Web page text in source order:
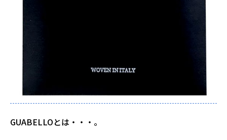
GUABELLOとは・・・。